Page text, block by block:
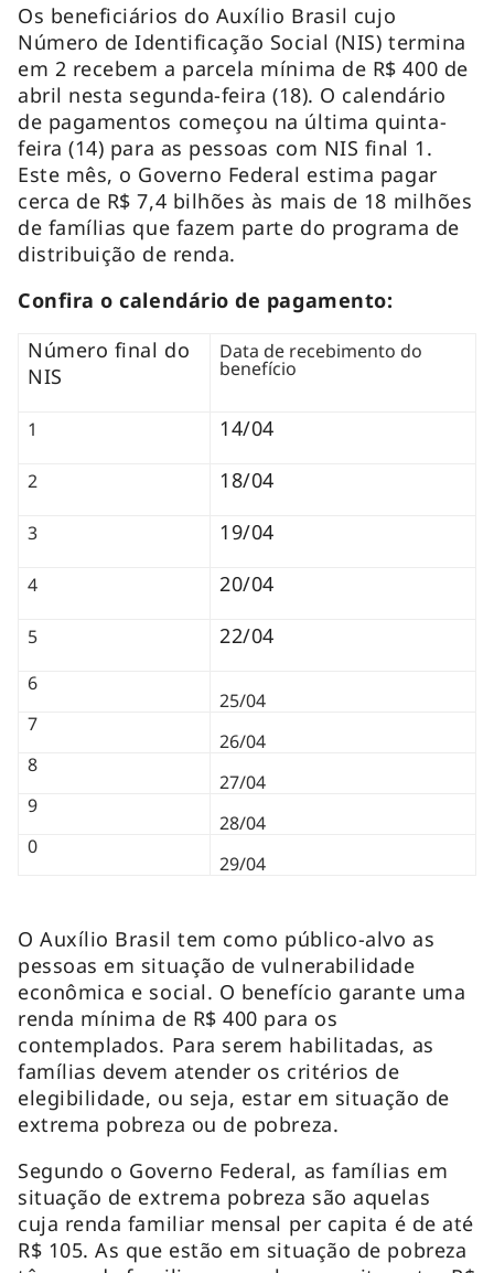
Os beneficiários do Auxílio Brasil cujo
Número de Identificação Social (NIS) termina
em 2 recebem a parcela mínima de R$ 400 de
abril nesta segunda-feira (18). O calendário
de pagamentos começou na última quinta-
feira (14) para as pessoas com NIS final 1.
Este mês, o Governo Federal estima pagar
cerca de R$ 7,4 bilhões às mais de 18 milhões
de famílias que fazem parte do programa de
distribuição de renda.
Confira o calendário de pagamento:
Número final do
NIS
Data de recebimento do
benefício
1 14/04
2 18/04
3 19/04
4 20/04
5 22/04
6
25/04
7
26/04
8
27/04
9
28/04
0
29/04
O Auxílio Brasil tem como público-alvo as
pessoas em situação de vulnerabilidade
econômica e social. O benefício garante uma
renda mínima de R$ 400 para os
contemplados. Para serem habilitadas, as
famílias devem atender os critérios de
elegibilidade, ou seja, estar em situação de
extrema pobreza ou de pobreza.
Segundo o Governo Federal, as famílias em
situação de extrema pobreza são aquelas
cuja renda familiar mensal per capita é de até
R$ 105. As que estão em situação de pobreza